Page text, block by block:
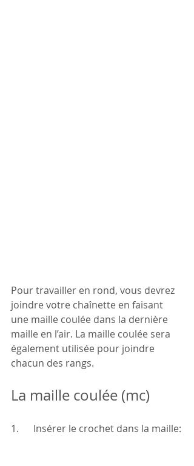
Pour travailler en rond, vous devrez
joindre votre chaînette en faisant
une maille coulée dans la dernière
maille en l’air. La maille coulée sera
également utilisée pour joindre
chacun des rangs.
La maille coulée (mc)
1.      Insérer le crochet dans la maille: